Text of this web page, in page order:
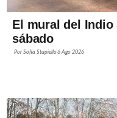
El mural del Indio
sábado
PorSofía Stupiello6 Ago 2026